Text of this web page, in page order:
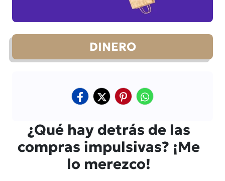
DINERO
¿Qué hay detrás de las
compras impulsivas? ¡Me
lo merezco!